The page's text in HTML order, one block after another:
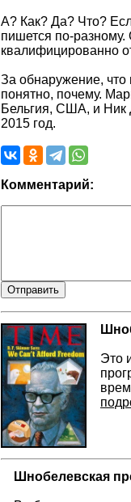
А? Как? Да? Что?
пишется по-
квалифицированно
За обнаружение, что
понятно, почему.
Бельгия, США, и Ник
2015 год.
Комментарий:
Это
Шнобелевская